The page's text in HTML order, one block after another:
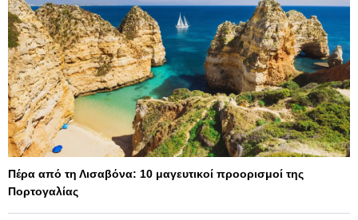
Πέρα από τη Λισαβόνα: 10 μαγευτικοί προορισμοί της
Πορτογαλίας